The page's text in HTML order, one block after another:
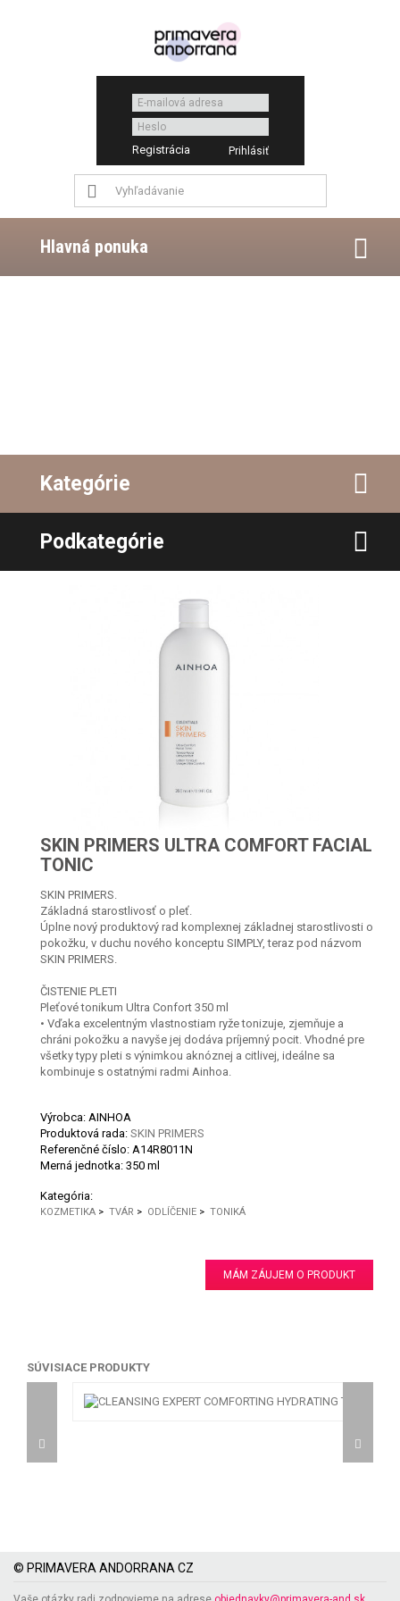
Registrácia
Hlavná ponuka
Kategórie
Podkategórie
SKIN PRIMERS ULTRA COMFORT FACIAL
TONIC
SKIN PRIMERS.
Základná starostlivosť o pleť.
Úplne nový produktový rad komplexnej základnej starostlivosti o
pokožku, v duchu nového konceptu SIMPLY, teraz pod názvom
SKIN PRIMERS.
ČISTENIE PLETI
Pleťové tonikum Ultra Confort 350 ml
• Vďaka excelentným vlastnostiam ryže tonizuje, zjemňuje a
chráni pokožku a navyše jej dodáva príjemný pocit. Vhodné pre
všetky typy pleti s výnimkou aknóznej a citlivej, ideálne sa
kombinuje s ostatnými radmi Ainhoa.
Výrobca: AINHOA
Produktová rada: SKIN PRIMERS
Referenčné číslo: A14R8011N
Merná jednotka: 350 ml
Kategória:
KOZMETIKA > TVÁR > ODLÍČENIE > TONIKÁ
MÁM ZÁUJEM O PRODUKT
SÚVISIACE PRODUKTY
© PRIMAVERA ANDORRANA CZ